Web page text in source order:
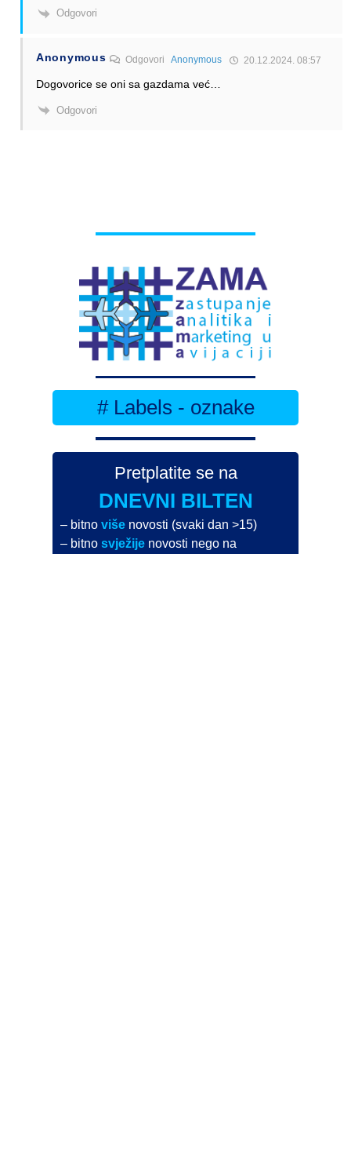
Odgovori
Anonymous OdgovoriAnonymous 20.12.2024. 08:57
Dogovorice se oni sa gazdama već…
Odgovori
# Labels - oznake
Pretplatite se na
DNEVNI BILTEN
– bitnoviše novosti (svaki dan >15)
– bitnosvježije novosti nego na